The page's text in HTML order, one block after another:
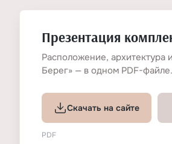
Презентация
Расположение, архитектура
Берег» — в одном PDF-файле.
Скачать на сайте
PDF